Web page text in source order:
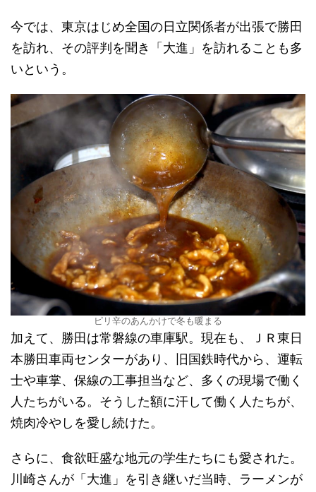
今では、東京はじめ全国の日立関係者が出張で勝田
を訪れ、その評判を聞き「大進」を訪れることも多
いという。
ピリ辛のあんかけで冬も暖まる
加えて、勝田は常磐線の車庫駅。現在も、ＪＲ東日
本勝田車両センターがあり、旧国鉄時代から、運転
士や車掌、保線の工事担当など、多くの現場で働く
人たちがいる。そうした額に汗して働く人たちが、
焼肉冷やしを愛し続けた。
さらに、食欲旺盛な地元の学生たちにも愛された。
川崎さんが「大進」を引き継いだ当時、ラーメンが